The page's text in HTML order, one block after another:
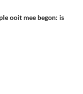
ooit mee begon: is